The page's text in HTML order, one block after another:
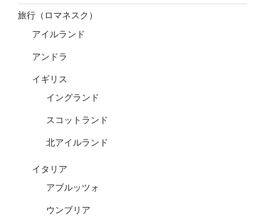
旅行（ロマネスク）
アイルランド
アンドラ
イギリス
イングランド
スコットランド
北アイルランド
イタリア
アブルッツォ
ウンブリア